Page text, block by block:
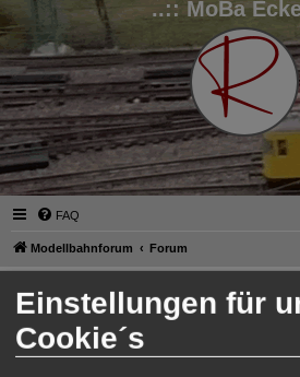
..:: MoBa
FAQ
Modellbahnforum Forum
Anmelden
Benutzername:
Einstellungen für
Cookie´s